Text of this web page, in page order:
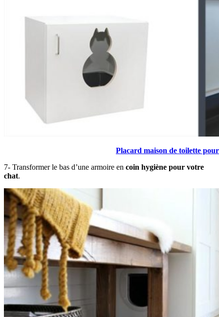
Placard maison de toilette
7- Transformer le bas d’une armoire en coin hygiène pour votre
chat.